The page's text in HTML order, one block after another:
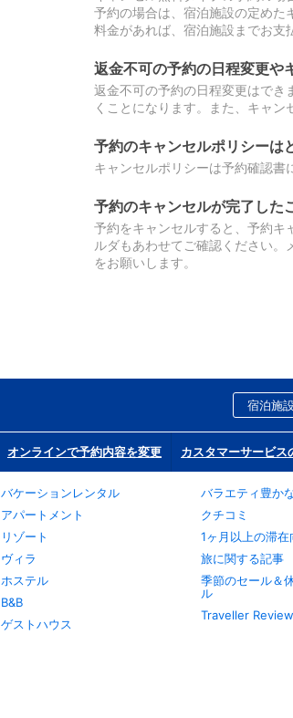
予約の場合は、宿泊施設の定めた
料金があれば、宿泊施設までお支
返金不可の予約の日程変更や
返金不可の予約の日程変更はでき
くことになります。また、キャン
予約のキャンセルポリシーは
キャンセルポリシーは予約確認書
予約のキャンセルが完了した
予約をキャンセルすると、予約キ
ルダもあわせてご確認ください
をお願いします。
宿泊施
オンラインで予約内容を変更 カスタマーサービス
バケーションレンタル
アパートメント
リゾート
ヴィラ
ホステル
B&B
ゲストハウス
バラエティ豊か
クチコミ
1ヶ月以上の滞在
旅に関する記事
季節のセール＆
ル
Traveller